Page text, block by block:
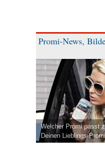
Promi-News,
Welcher Promi passt
Deinen Lieblings-